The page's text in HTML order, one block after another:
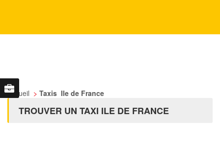
Accueil > Taxis Ile de France
TROUVER UN TAXI ILE DE FRANCE